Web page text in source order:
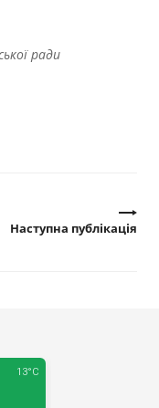
ради
Наступна публікація